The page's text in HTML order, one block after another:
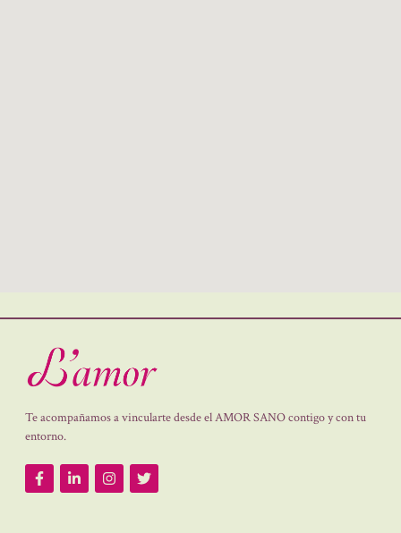
Te acompañamos a vincularte desde el AMOR SANO contigo y con tu
entorno.